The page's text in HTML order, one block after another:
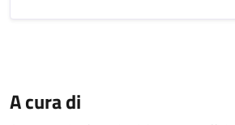
A cura di